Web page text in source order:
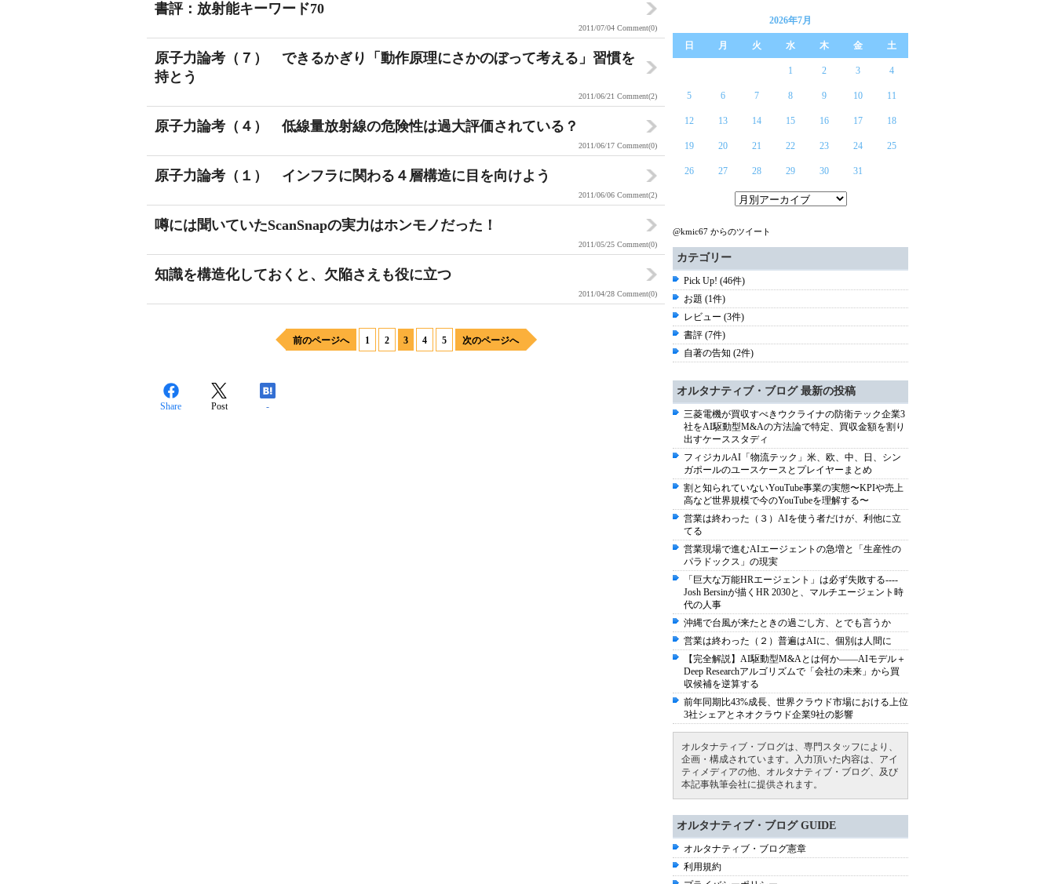
書評：放射能キーワード70
2011/07/04 Comment(0)
原子力論考（７） できるかぎり「動作原理にさかのぼって考える」習慣を
持とう
2011/06/21 Comment(2)
原子力論考（４） 低線量放射線の危険性は過大評価されている？
2011/06/17 Comment(0)
原子力論考（１） インフラに関わる４層構造に目を向けよう
2011/06/06 Comment(2)
噂には聞いていたScanSnapの実力はホンモノだった！
2011/05/25 Comment(0)
知識を構造化しておくと、欠陥さえも役に立つ
2011/04/28 Comment(0)
前のページへ 1 2 3 4 5 次のページへ
Share Post -
2026年7月
日 月 火 水 木 金 土
1 2 3 4
5 6 7 8 9 10 11
12 13 14 15 16 17 18
19 20 21 22 23 24 25
26 27 28 29 30 31
@kmic67 からのツイート
カテゴリー
Pick Up! (46件)
お題 (1件)
レビュー (3件)
書評 (7件)
自著の告知 (2件)
オルタナティブ・ブログ 最新の投稿
三菱電機が買収すべきウクライナの防衛テック企業3
社をAI駆動型M&Aの方法論で特定、買収金額を割り
出すケーススタディ
フィジカルAI「物流テック」米、欧、中、日、シン
ガポールのユースケースとプレイヤーまとめ
割と知られていないYouTube事業の実態〜KPIや売上
高など世界規模で今のYouTubeを理解する〜
営業は終わった（３）AIを使う者だけが、利他に立
てる
営業現場で進むAIエージェントの急増と「生産性の
パラドックス」の現実
「巨大な万能HRエージェント」は必ず失敗する----
Josh Bersinが描くHR 2030と、マルチエージェント時
代の人事
沖縄で台風が来たときの過ごし方、とでも言うか
営業は終わった（２）普遍はAIに、個別は人間に
【完全解説】AI駆動型M&Aとは何か――AIモデル＋
Deep Researchアルゴリズムで「会社の未来」から買
収候補を逆算する
前年同期比43%成長、世界クラウド市場における上位
3社シェアとネオクラウド企業9社の影響
オルタナティブ・ブログは、専門スタッフにより、
企画・構成されています。入力頂いた内容は、アイ
ティメディアの他、オルタナティブ・ブログ、及び
本記事執筆会社に提供されます。
オルタナティブ・ブログ GUIDE
オルタナティブ・ブログ憲章
利用規約